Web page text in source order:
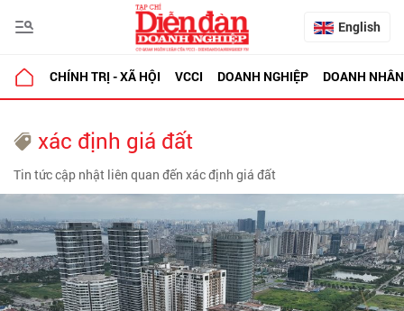
English
CHÍNH TRỊ - XÃ HỘI VCCI DOANH NGHIỆP DOANH NHÂN
xác định giá đất
Tin tức cập nhật liên quan đến xác định giá đất